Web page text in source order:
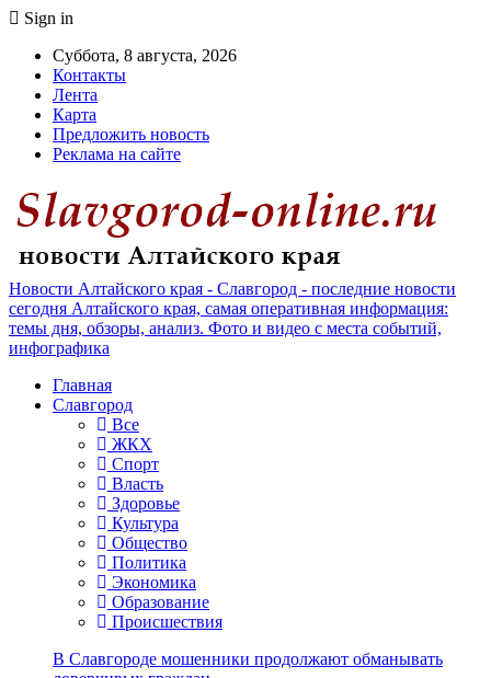
Sign in
Суббота, 8 августа, 2026
Контакты
Лента
Карта
Предложить новость
Реклама на сайте
Новости Алтайского края - Славгород - последние новости
сегодня Алтайского края, самая оперативная информация:
темы дня, обзоры, анализ. Фото и видео с места событий,
инфографика
Главная
Славгород
Все
ЖКХ
Спорт
Власть
Здоровье
Культура
Общество
Политика
Экономика
Образование
Происшествия
В Славгороде мошенники продолжают обманывать